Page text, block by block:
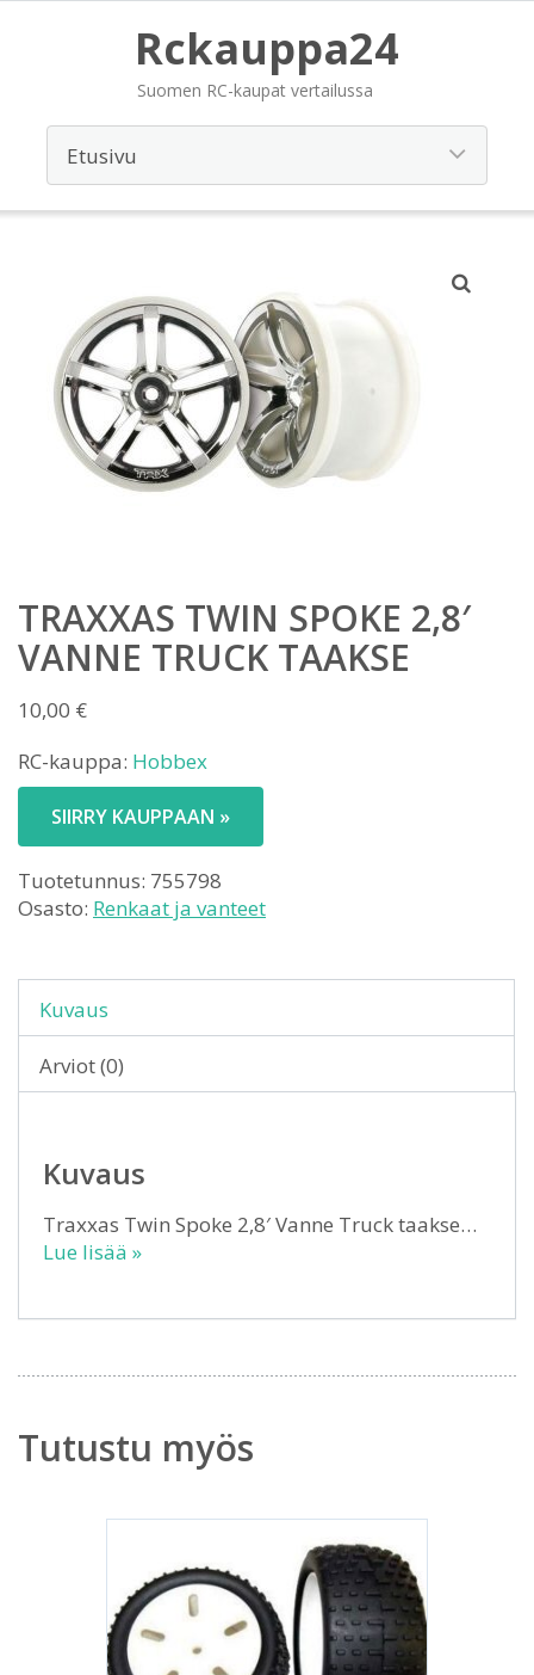
Rckauppa24
Suomen RC-kaupat vertailussa
TRAXXAS TWIN SPOKE 2,8′
VANNE TRUCK TAAKSE
10,00 €
RC-kauppa: Hobbex
SIIRRY KAUPPAAN »
Tuotetunnus: 755798
Osasto: Renkaat ja vanteet
Kuvaus
Arviot (0)
Kuvaus
Traxxas Twin Spoke 2,8′ Vanne Truck taakse…
Lue lisää »
Tutustu myös